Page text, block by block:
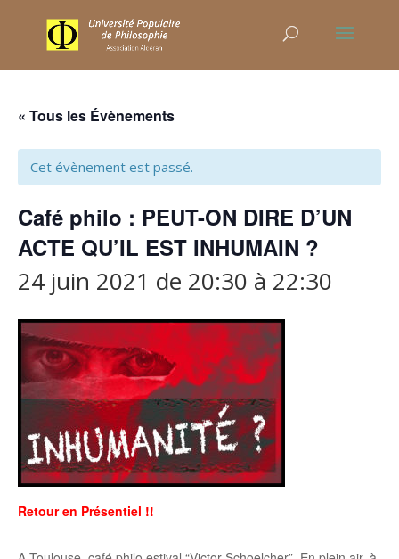
« Tous les Évènements
Cet évènement est passé.
Café philo : PEUT-ON DIRE D’UN
ACTE QU’IL EST INHUMAIN ?
24 juin 2021 de 20:30 à 22:30
Retour en Présentiel !!